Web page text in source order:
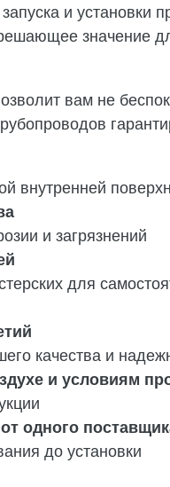
и установки
значение
вам не
внутренней
и загрязнений
для
качества и
и условиям
одного
до установки